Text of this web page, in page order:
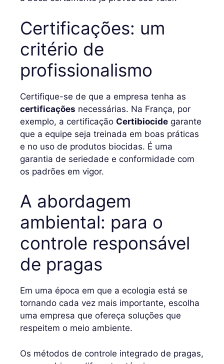
Certificações: um
critério de
profissionalismo
Certifique-se de que a empresa tenha as
certificações necessárias. Na França, por
exemplo, a certificação Certibiocide garante
que a equipe seja treinada em boas práticas
e no uso de produtos biocidas. É uma
garantia de seriedade e conformidade com
os padrões em vigor.
A abordagem
ambiental: para o
controle responsável
de pragas
Em uma época em que a ecologia está se
tornando cada vez mais importante, escolha
uma empresa que ofereça soluções que
respeitem o meio ambiente.
Os métodos de controle integrado de pragas,